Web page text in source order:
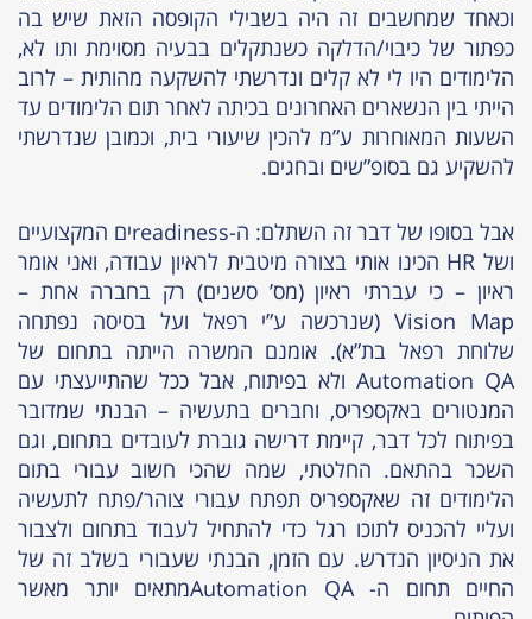
וכאחד שמחשבים זה היה בשבילי הקופסה הזאת שיש בה
כפתור של כיבוי/הדלקה כשנתקלים בבעיה מסוימת ותו לא,
הלימודים היו לי לא קלים ונדרשתי להשקעה מהותית – לרוב
הייתי בין הנשארים האחרונים בכיתה לאחר תום הלימודים עד
השעות המאוחרות ע”מ להכין שיעורי בית, וכמובן שנדרשתי
להשקיע גם בסופ”שים ובחגים.
אבל בסופו של דבר זה השתלם: ה-readinessים המקצועיים
ושל HR הכינו אותי בצורה מיטבית לראיון עבודה, ואני אומר
ראיון – כי עברתי ראיון (מס’ סשנים) רק בחברה אחת –
Vision Map (שנרכשה ע”י רפאל ועל בסיסה נפתחה
שלוחת רפאל בת”א). אומנם המשרה הייתה בתחום של
Automation QA ולא בפיתוח, אבל ככל שהתייעצתי עם
המנטורים באקספריס, וחברים בתעשיה – הבנתי שמדובר
בפיתוח לכל דבר, קיימת דרישה גוברת לעובדים בתחום, וגם
השכר בהתאם. החלטתי, שמה שהכי חשוב עבורי בתום
הלימודים זה שאקספריס תפתח עבורי צוהר/פתח לתעשיה
ועליי להכניס לתוכו רגל כדי להתחיל לעבוד בתחום ולצבור
את הניסיון הנדרש. עם הזמן, הבנתי שעבורי בשלב זה של
החיים תחום ה- Automation QAמתאים יותר מאשר